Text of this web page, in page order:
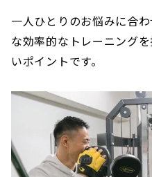
一人ひとりのお悩みに合
な効率的なトレーニング
いポイントです。